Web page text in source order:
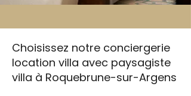
Choisissez notre conciergerie
location villa avec paysagiste
villa à Roquebrune-sur-Argens